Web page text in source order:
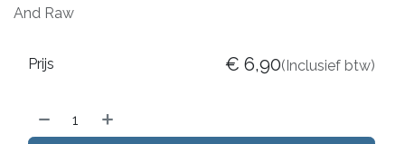
And Raw
Prijs € 6,90(Inclusief btw)